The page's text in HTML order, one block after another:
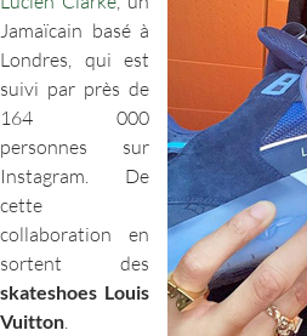
Jamaïcain basé à
Londres, qui est
suivi par près de
164 000
personnes sur
Instagram. De
cette
collaboration en
sortent des
skateshoes Louis
Vuitton.